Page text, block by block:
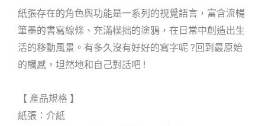
紙張存在的角色與功能是一系列的視覺語言，富含流暢
筆墨的書寫線條、充滿樸拙的塗鴉，在日常中創造出生
活的移動風景。有多久沒有好好的寫字呢 ?回到最原始
的觸感，坦然地和自己對話吧 !
【 產品規格 】
紙張：介紙